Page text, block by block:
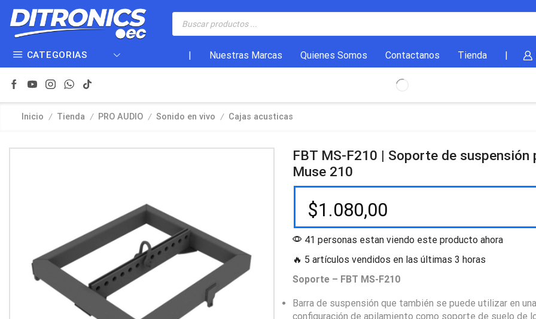
CATEGORIAS Nuestras Marcas Quienes Somos Contactanos Tienda
Inicio / Tienda / PRO AUDIO / Sonido en vivo / Cajas acusticas
FBT MS-F210 | Soporte de suspensión
Muse 210
$1.080,00
41 personas estan viendo este producto ahora
🔥 5 artículos vendidos en las últimas 3 horas
Soporte – FBT MS-F210
Barra de suspensión que también se puede utilizar en una
configuración de apilamiento como soporte de suelo de